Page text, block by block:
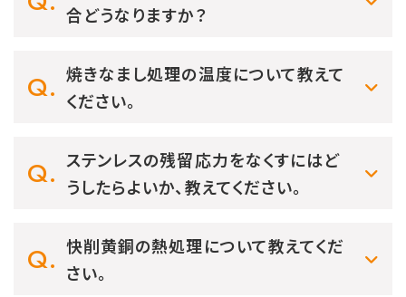
合どうなりますか？
焼きなまし処理の温度について教えて
ください。
ステンレスの残留応力をなくすにはど
うしたらよいか、教えてください。
快削黄銅の熱処理について教えてくだ
さい。